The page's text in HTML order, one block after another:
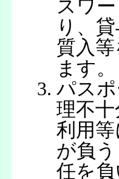
スワ
り、
質入
ます。
パス
理不
利用
が負
任を